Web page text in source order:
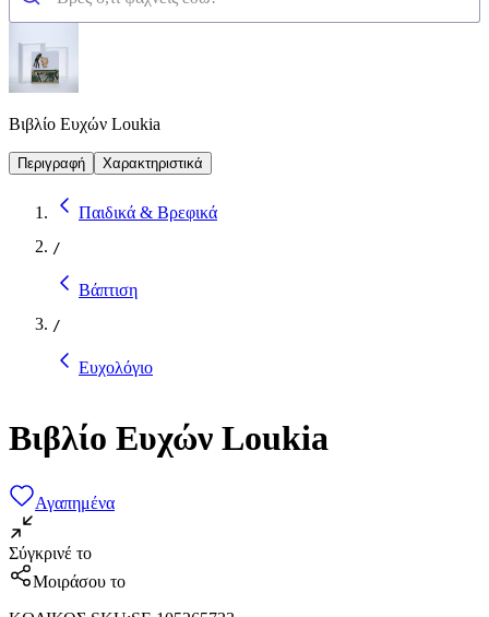
Βιβλίο Ευχών Loukia
Περιγραφή Χαρακτηριστικά
Παιδικά & Βρεφικά
/
Βάπτιση
/
Ευχολόγιο
Βιβλίο Ευχών Loukia
Αγαπημένα
Σύγκρινέ το
Μοιράσου το